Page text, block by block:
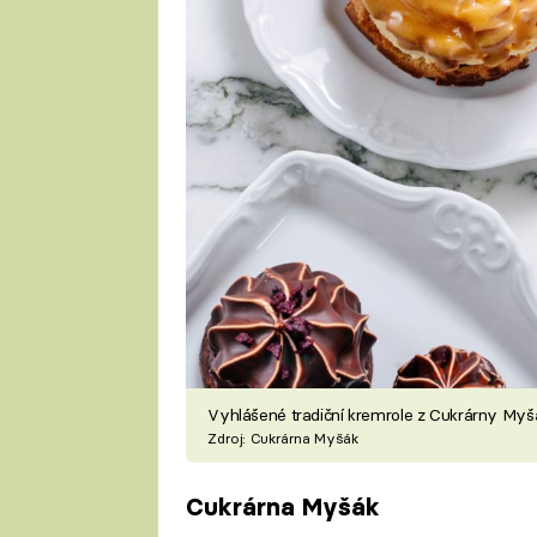
Vyhlášené tradiční kremrole z Cukrárny
Zdroj: Cukrárna Myšák
Cukrárna Myšák